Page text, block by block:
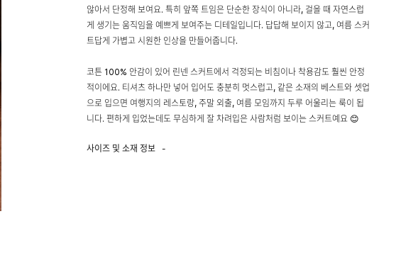
않아서 단정해 보여요. 특히 앞쪽 트임은 단순한 장식이 아니라, 걸을 때 자연스럽
게 생기는 움직임을 예쁘게 보여주는 디테일입니다. 답답해 보이지 않고, 여름 스커
트답게 가볍고 시원한 인상을 만들어줍니다.
코튼 100% 안감이 있어 린넨 스커트에서 걱정되는 비침이나 착용감도 훨씬 안정
적이에요. 티셔츠 하나만 넣어 입어도 충분히 멋스럽고, 같은 소재의 베스트와 셋업
으로 입으면 여행지의 레스토랑, 주말 외출, 여름 모임까지 두루 어울리는 룩이 됩
니다. 편하게 입었는데도 무심하게 잘 차려입은 사람처럼 보이는 스커트예요 😊
사이즈 및 소재 정보 -